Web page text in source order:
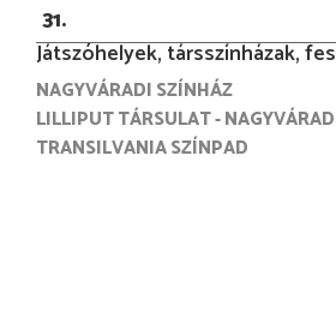
31
Játszóhelyek, társszínházak,
NAGYVÁRADI SZÍNHÁZ
LILLIPUT TÁRSULAT - NAGYVÁRAD
TRANSILVANIA SZÍNPAD